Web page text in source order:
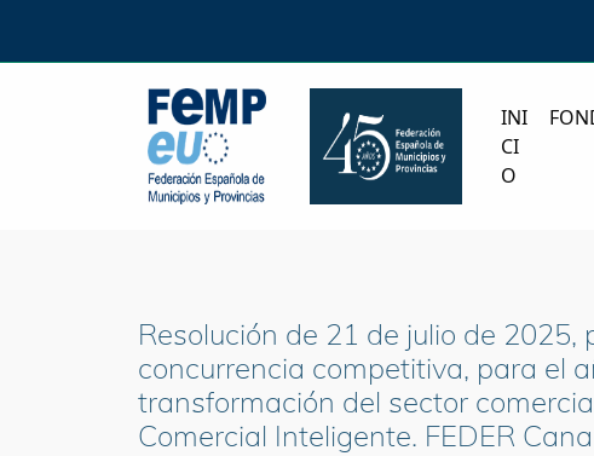
INI
CI
O
Resolución de 21 de julio de
concurrencia competitiva, para el
transformación del sector
Comercial Inteligente. FEDER